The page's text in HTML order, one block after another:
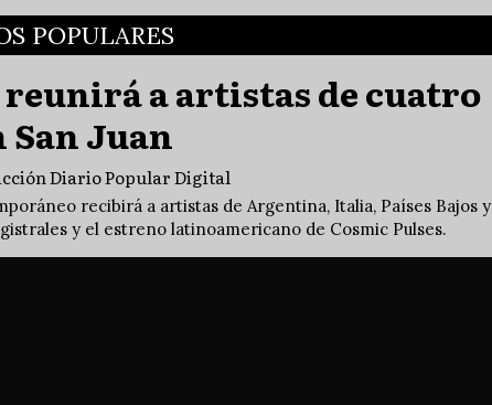
POPULARES
a artistas de cuatro
San Juan
Diario Popular Digital
recibirá a artistas de Argentina, Italia, Países Bajos y
y el estreno latinoamericano de Cosmic Pulses.